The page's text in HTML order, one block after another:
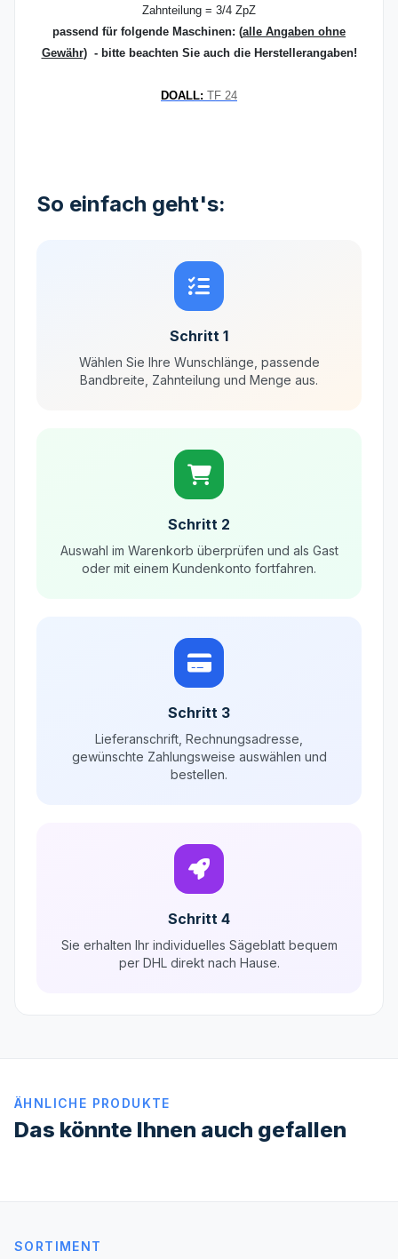
Zahnteilung = 3/4 ZpZ
passend für folgende Maschinen: (alle Angaben ohne
Gewähr) - bitte beachten Sie auch die Herstellerangaben!
DOALL: TF 24
So einfach geht's:
Schritt 1
Wählen Sie Ihre Wunschlänge, passende
Bandbreite, Zahnteilung und Menge aus.
Schritt 2
Auswahl im Warenkorb überprüfen und als Gast
oder mit einem Kundenkonto fortfahren.
Schritt 3
Lieferanschrift, Rechnungsadresse,
gewünschte Zahlungsweise auswählen und
bestellen.
Schritt 4
Sie erhalten Ihr individuelles Sägeblatt bequem
per DHL direkt nach Hause.
ÄHNLICHE PRODUKTE
Das könnte Ihnen auch gefallen
SORTIMENT